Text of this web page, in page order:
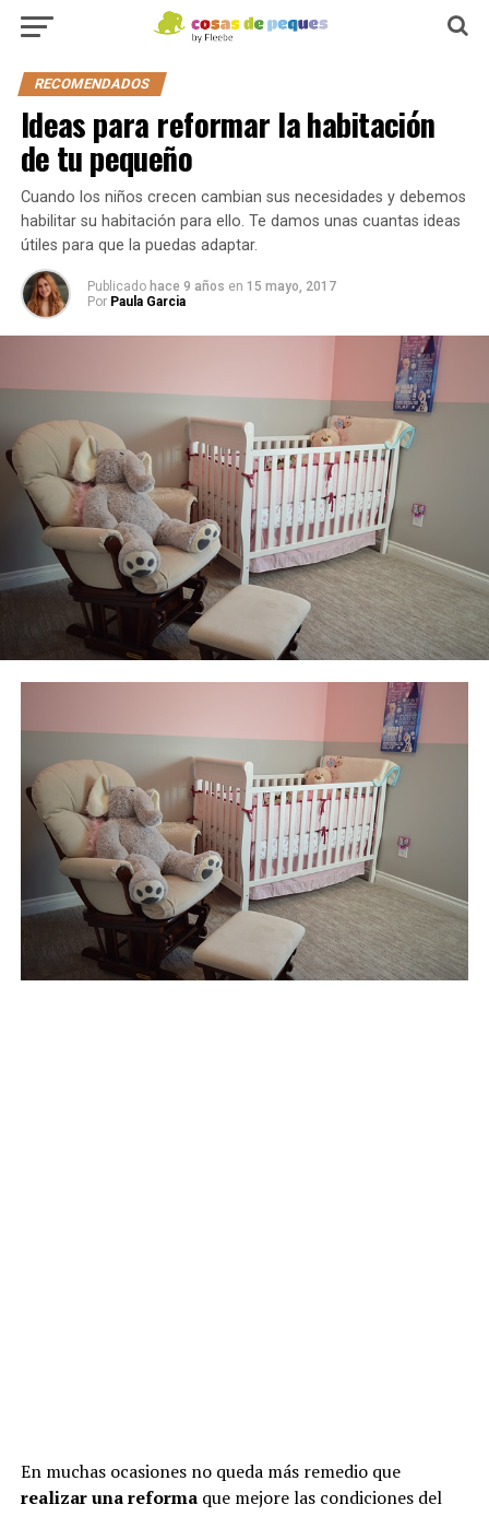
RECOMENDADOS
Ideas para reformar la habitación
de tu pequeño
Cuando los niños crecen cambian sus necesidades y debemos
habilitar su habitación para ello. Te damos unas cuantas ideas
útiles para que la puedas adaptar.
Publicado hace 9 años en 15 mayo, 2017
Por Paula Garcia
En muchas ocasiones no queda más remedio que
realizar una reforma que mejore las condiciones del